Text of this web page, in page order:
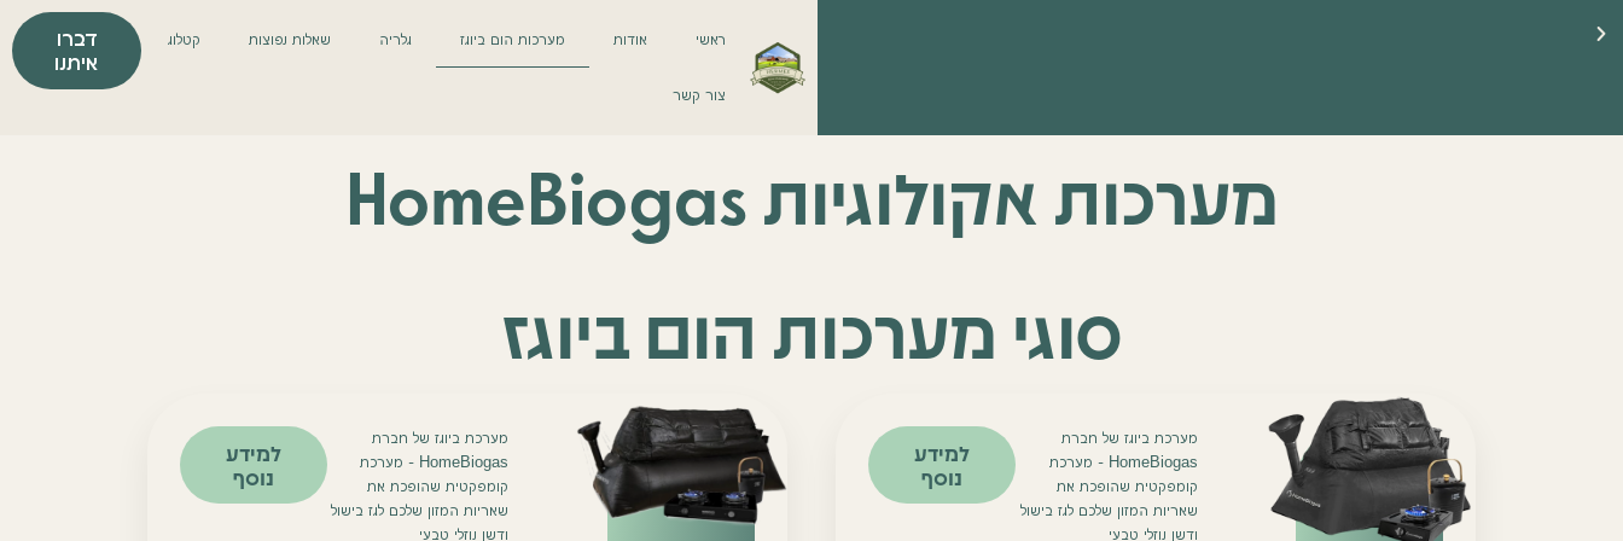
ראשי אודות מערכות הום ביוגז גלריה שאלות נפוצות קטלוג
צור קשר
דברו
איתנו
מערכות אקולוגיות HomeBiogas
סוגי מערכות הום ביוגז
מערכת ביוגז של חברת
HomeBiogas – מערכת
קומפקטית שהופכת את
שאריות המזון שלכם לגז בישול
ודשן נוזלי טבעי
למידע
נוסף
מערכת ביוגז של חברת
HomeBiogas – מערכת
קומפקטית שהופכת את
שאריות המזון שלכם לגז בישול
ודשן נוזלי טבעי
למידע
נוסף